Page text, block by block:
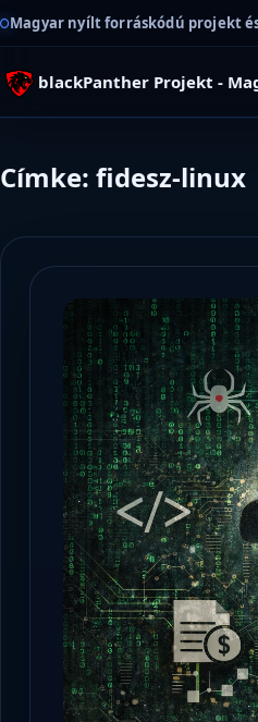
Magyar nyílt forráskódú projekt
blackPanther Projekt -
Címke: fidesz-linux